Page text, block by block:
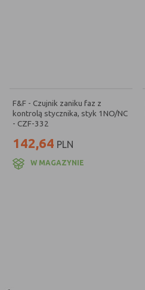
F&F - Czujnik zaniku faz z
kontrolą stycznika, styk 1NO/NC
- CZF-332
142,64 PLN
W MAGAZYNIE